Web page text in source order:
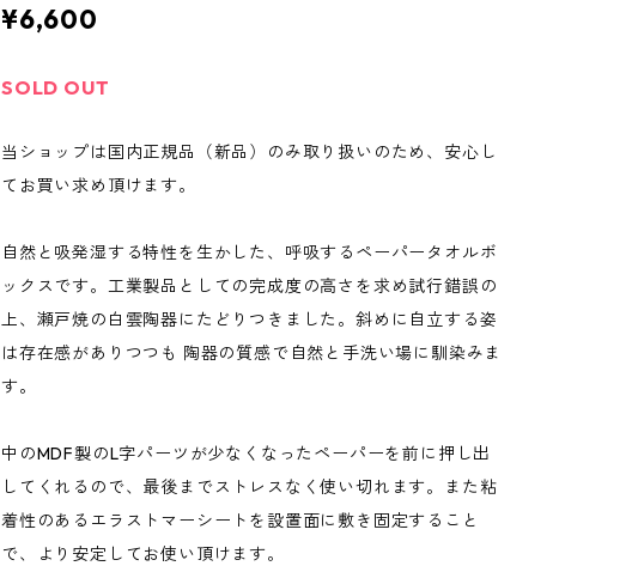
¥6,600
SOLD OUT
当ショップは国内正規品（新品）のみ取り扱いのため、安心し
てお買い求め頂けます。
自然と吸発湿する特性を生かした、呼吸するペーパータオルボ
ックスです。工業製品としての完成度の高さを求め試行錯誤の
上、瀬戸焼の白雲陶器にたどりつきました。斜めに自立する姿
は存在感がありつつも 陶器の質感で自然と手洗い場に馴染みま
す。
中のMDF製のL字パーツが少なくなったペーパーを前に押し出
してくれるので、最後までストレスなく使い切れます。また粘
着性のあるエラストマーシートを設置面に敷き固定すること
で、より安定してお使い頂けます。